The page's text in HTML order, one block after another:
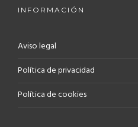
INFORMACIÓN
Aviso legal
Política de privacidad
Política de cookies